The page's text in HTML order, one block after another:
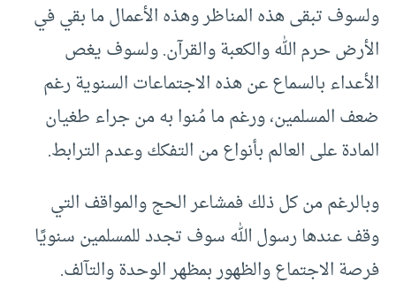
ولسوف تبقى هذه المناظر وهذه الأعمال ما بقي في
الأرض حرم الله والكعبة والقرآن. ولسوف يغص
الأعداء بالسماع عن هذه الاجتماعات السنوية رغم
ضعف المسلمين، ورغم ما مُنوا به من جراء طغيان
المادة على العالم بأنواع من التفكك وعدم الترابط.
وبالرغم من كل ذلك فمشاعر الحج والمواقف التي
وقف عندها رسول الله سوف تجدد للمسلمين سنويًا
فرصة الاجتماع والظهور بمظهر الوحدة والتآلف.